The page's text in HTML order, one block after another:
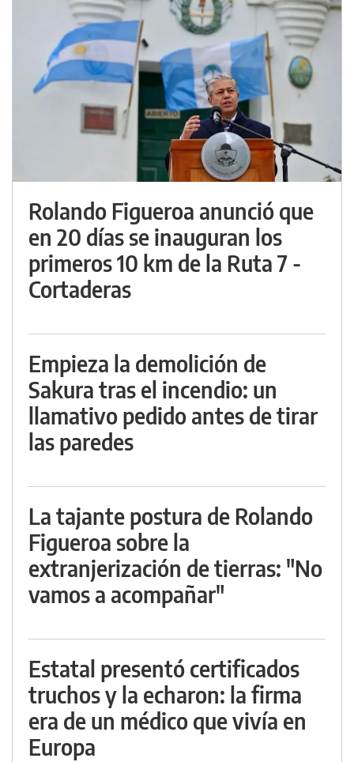
Rolando Figueroa anunció que
en 20 días se inauguran los
primeros 10 km de la Ruta 7 -
Cortaderas
Empieza la demolición de
Sakura tras el incendio: un
llamativo pedido antes de tirar
las paredes
La tajante postura de Rolando
Figueroa sobre la
extranjerización de tierras: "No
vamos a acompañar"
Estatal presentó certificados
truchos y la echaron: la firma
era de un médico que vivía en
Europa